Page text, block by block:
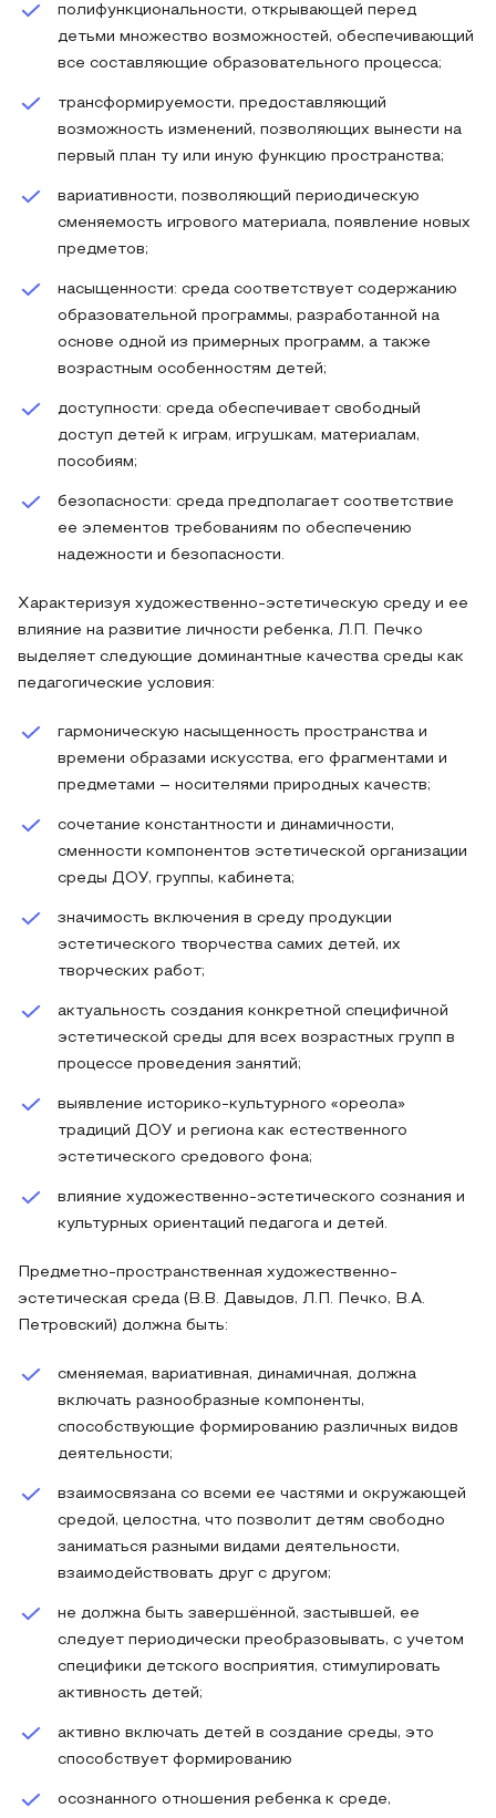
полифункциональности, открывающей перед
детьми множество возможностей, обеспечивающий
все составляющие образовательного процесса;
трансформируемости, предоставляющий
возможность изменений, позволяющих вынести на
первый план ту или иную функцию пространства;
вариативности, позволяющий периодическую
сменяемость игрового материала, появление новых
предметов;
насыщенности: среда соответствует содержанию
образовательной программы, разработанной на
основе одной из примерных программ, а также
возрастным особенностям детей;
доступности: среда обеспечивает свободный
доступ детей к играм, игрушкам, материалам,
пособиям;
безопасности: среда предполагает соответствие
ее элементов требованиям по обеспечению
надежности и безопасности.
Характеризуя художественно-эстетическую среду и ее
влияние на развитие личности ребенка, Л.П. Печко
выделяет следующие доминантные качества среды как
педагогические условия:
гармоническую насыщенность пространства и
времени образами искусства, его фрагментами и
предметами – носителями природных качеств;
сочетание константности и динамичности,
сменности компонентов эстетической организации
среды ДОУ, группы, кабинета;
значимость включения в среду продукции
эстетического творчества самих детей, их
творческих работ;
актуальность создания конкретной специфичной
эстетической среды для всех возрастных групп в
процессе проведения занятий;
выявление историко-культурного «ореола»
традиций ДОУ и региона как естественного
эстетического средового фона;
влияние художественно-эстетического сознания и
культурных ориентаций педагога и детей.
Предметно-пространственная художественно-
эстетическая среда (В.В. Давыдов, Л.П. Печко, В.А.
Петровский) должна быть:
сменяемая, вариативная, динамичная, должна
включать разнообразные компоненты,
способствующие формированию различных видов
деятельности;
взаимосвязана со всеми ее частями и окружающей
средой, целостна, что позволит детям свободно
заниматься разными видами деятельности,
взаимодействовать друг с другом;
не должна быть завершённой, застывшей, ее
следует периодически преобразовывать, с учетом
специфики детского восприятия, стимулировать
активность детей;
активно включать детей в создание среды, это
способствует формированию
осознанного отношения ребенка к среде,